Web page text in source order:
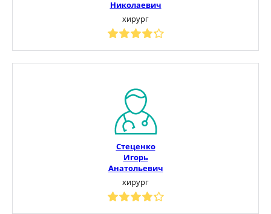
Николаевич
хирург
Стеценко
Игорь
Анатольевич
хирург